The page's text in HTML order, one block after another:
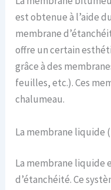
est obtenue à l’aide
membrane
offre un certain
grâce à des
feuilles, etc.). Ces
chalumeau.
La membrane liquide
La membrane liquide
d’étanchéité. Ce